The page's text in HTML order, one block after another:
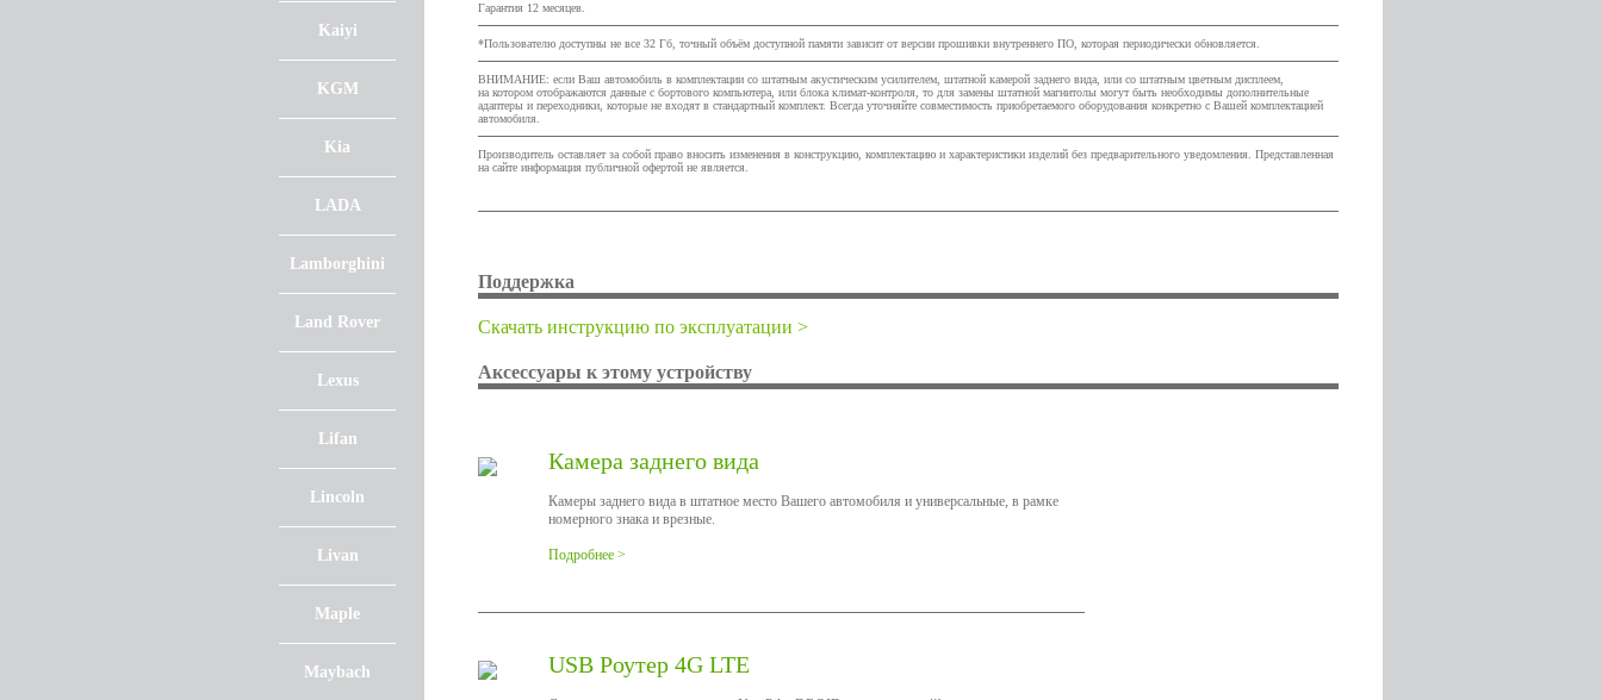
Kaiyi
KGM
Kia
LADA
Lamborghini
Land Rover
Lexus
Lifan
Lincoln
Livan
Maple
Maybach
Гарантия 12 месяцев.
*Пользователю доступны не все 32 Гб, точный объём доступной памяти зависит от версии прошивки внутреннего ПО, которая периодически обновляется.
ВНИМАНИЕ: если Ваш автомобиль в комплектации со штатным акустическим усилителем, штатной камерой заднего вида, или со штатным цветным дисплеем,
на котором отображаются данные с бортового компьютера, или блока климат-контроля, то для замены штатной магнитолы могут быть необходимы дополнительные
адаптеры и переходники, которые не входят в стандартный комплект. Всегда уточняйте совместимость приобретаемого оборудования конкретно с Вашей комплектацией
автомобиля.
Производитель оставляет за собой право вносить изменения в конструкцию, комплектацию и характеристики изделий без предварительного уведомления. Представленная
на сайте информация публичной офертой не является.
Поддержка
Cкачать инструкцию по эксплуатации >
Аксессуары к этому устройству
Камера заднего вида
Камеры заднего вида в штатное место Вашего автомобиля и универсальные, в рамке
номерного знака и врезные.
Подробнее >
USB Роутер 4G LTE